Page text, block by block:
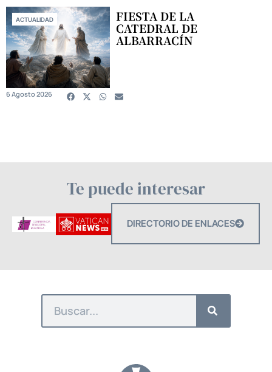
ACTUALIDAD FIESTA DE LA
CATEDRAL DE
ALBARRACÍN
6 Agosto 2026
Te puede interesar
DIRECTORIO DE ENLACES